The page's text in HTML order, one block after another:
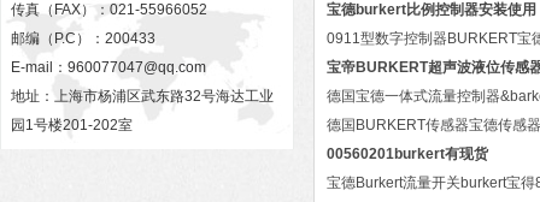
传真（FAX）：021-55966052
邮编（P.C）：200433
E-mail： 960077047@qq.com
地址：上海市杨浦区武东路32号海达工业
园1号楼201-202室
宝德burkert比例控制器安装使用
0911型数字控制器BURKERT宝
宝帝BURKERT超声波液位传感
德国宝德一体式流量控制器
德国BURKERT传感器宝德传感器
00560201burkert有现货
宝德Burkert流量开关burkert宝